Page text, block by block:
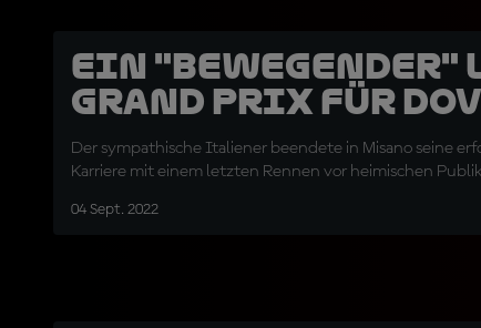
Ein
Grand Prix für
Der sympathische Italiener beendete in Misano seine
Karriere mit einem letzten Rennen vor heimischen
04 Sept. 2022